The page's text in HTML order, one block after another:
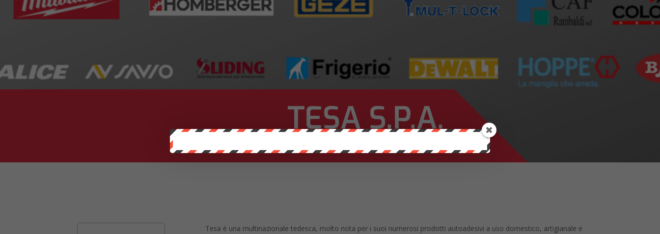
TESA S.P.A.
Tesa è una multinazionale tedesca, molto nota per i suoi numerosi prodotti autoadesivi a uso domestico, artigianale e